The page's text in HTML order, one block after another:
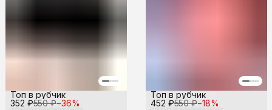
352 ₽550 ₽−36%
Топ в рубчик
452 ₽550 ₽−18%
Топ в рубчик